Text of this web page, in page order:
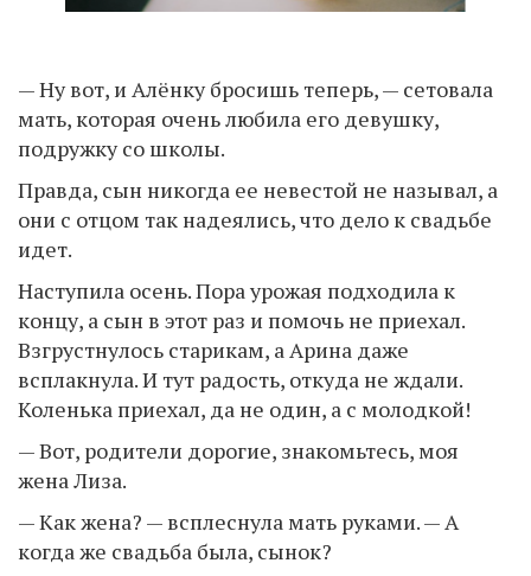
— Ну вот, и Алёнку бросишь теперь, — сетовала
мать, которая очень любила его девушку,
подружку со школы.
Правда, сын никогда ее невестой не называл, а
они с отцом так надеялись, что дело к свадьбе
идет.
Наступила осень. Пора урожая подходила к
концу, а сын в этот раз и помочь не приехал.
Взгрустнулось старикам, а Арина даже
всплакнула. И тут радость, откуда не ждали.
Коленька приехал, да не один, а с молодкой!
— Вот, родители дорогие, знакомьтесь, моя
жена Лиза.
— Как жена? — всплеснула мать руками. — А
когда же свадьба была, сынок?